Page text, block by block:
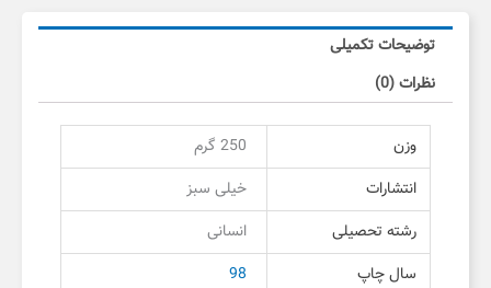
عدد
توضیحات تکمیلی
نظرات (0)
وزن
250 گرم
انتشارات
خیلی سبز
رشته تحصیلی
انسانی
سال چاپ
98